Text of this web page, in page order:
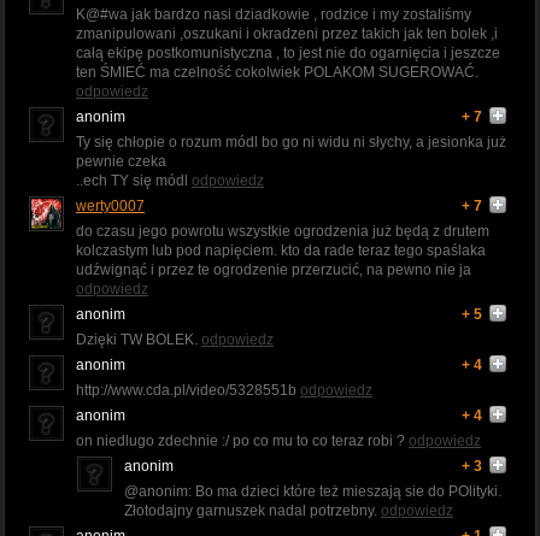
K@#wa jak bardzo nasi dziadkowie , rodzice i my zostaliśmy
zmanipulowani ,oszukani i okradzeni przez takich jak ten bolek ,i
całą ekipę postkomunistyczna , to jest nie do ogarnięcia i jeszcze
ten ŚMIEĆ ma czelność cokolwiek POLAKOM SUGEROWAĆ.
odpowiedz
anonim
+ 7
Ty się chłopie o rozum módl bo go ni widu ni słychy, a jesionka już
pewnie czeka
..ech TY się módl odpowiedz
werty0007
+ 7
do czasu jego powrotu wszystkie ogrodzenia już będą z drutem
kolczastym lub pod napięciem. kto da rade teraz tego spaślaka
udźwignąć i przez te ogrodzenie przerzucić, na pewno nie ja
odpowiedz
anonim
+ 5
Dzięki TW BOLEK. odpowiedz
anonim
+ 4
http://www.cda.pl/video/5328551b odpowiedz
anonim
+ 4
on niedlugo zdechnie :/ po co mu to co teraz robi ? odpowiedz
anonim
+ 3
@anonim: Bo ma dzieci które też mieszają sie do POlityki.
Złotodajny garnuszek nadal potrzebny. odpowiedz